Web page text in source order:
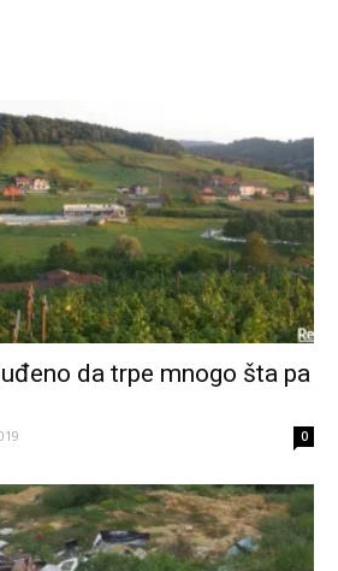
da trpe mnogo šta pa
0